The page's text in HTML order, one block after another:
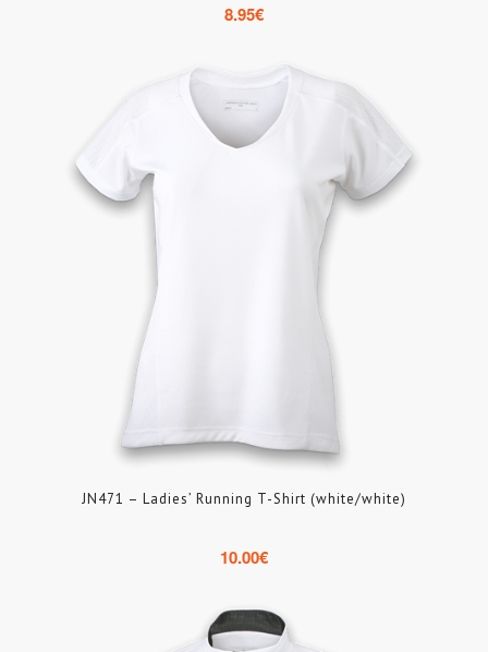
8.95€
JN471 – Ladies’ Running T-Shirt (white/white)
10.00€